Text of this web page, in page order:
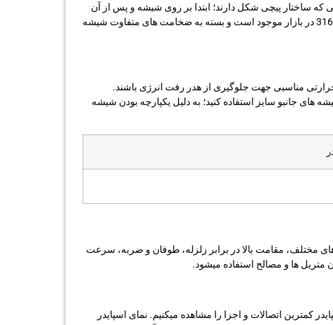
که ساختار پیچی شکل دارند؛ ابتدا بر روی شیشه و پس از آن
به اسپایدر و کانکتور متصل می گردند. وظیفه اصلی رتیل ها انتقال وزن شیشه به اسپایدر است. یراق آلات رتیل به صورت استیل 304 و 316 در بازار موجود است و بسته به ضخامت های متفاوت شیشه
مناسبی جهت جلوگیری از هدر رفت انرژی باشند.
های جانبو سایز استفاده کنید؛ به دلیل یکپارچه بودن شیشه
مختلف، مقامت بالا در برابر زلزله، طوفان و ضربه، سرعت
متریل ها و مصالح استفاده میشود.
کمترین اتصالات و اجزا را مشاهده میکنیم. نمای اسپایدر